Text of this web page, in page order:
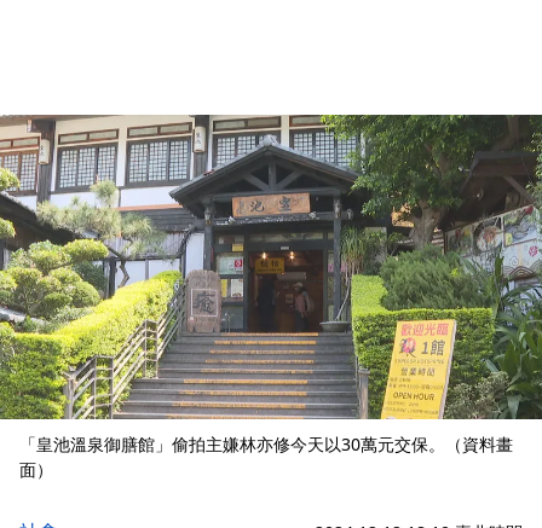
「皇池溫泉御膳館」偷拍主嫌林亦修今天以30萬元交保。（資料畫
面）